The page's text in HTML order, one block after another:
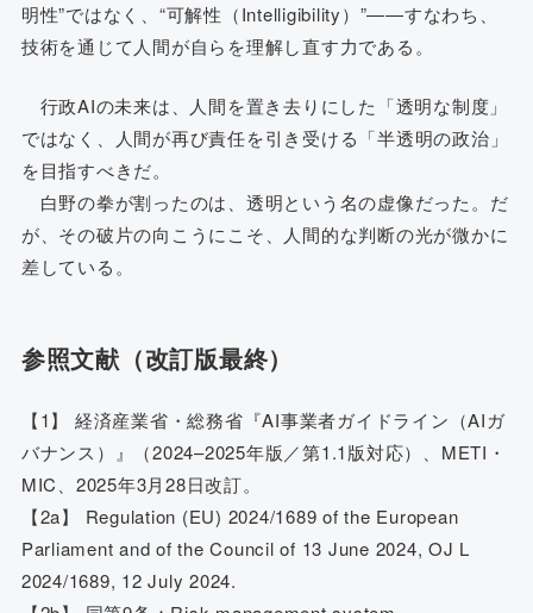
明性”ではなく、“可解性（Intelligibility）”――すなわち、
技術を通じて人間が自らを理解し直す力である。
行政AIの未来は、人間を置き去りにした「透明な制度」
ではなく、人間が再び責任を引き受ける「半透明の政治」
を目指すべきだ。
白野の拳が割ったのは、透明という名の虚像だった。だ
が、その破片の向こうにこそ、人間的な判断の光が微かに
差している。
参照文献（改訂版最終）
【1】 経済産業省・総務省『AI事業者ガイドライン（AIガ
バナンス）』（2024–2025年版／第1.1版対応）、METI・
MIC、2025年3月28日改訂。
【2a】 Regulation (EU) 2024/1689 of the European
Parliament and of the Council of 13 June 2024, OJ L
2024/1689, 12 July 2024.